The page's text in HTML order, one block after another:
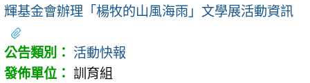
輝基金會辦理「楊牧的山風海雨」文學展活動資訊
活動快報
訓育組